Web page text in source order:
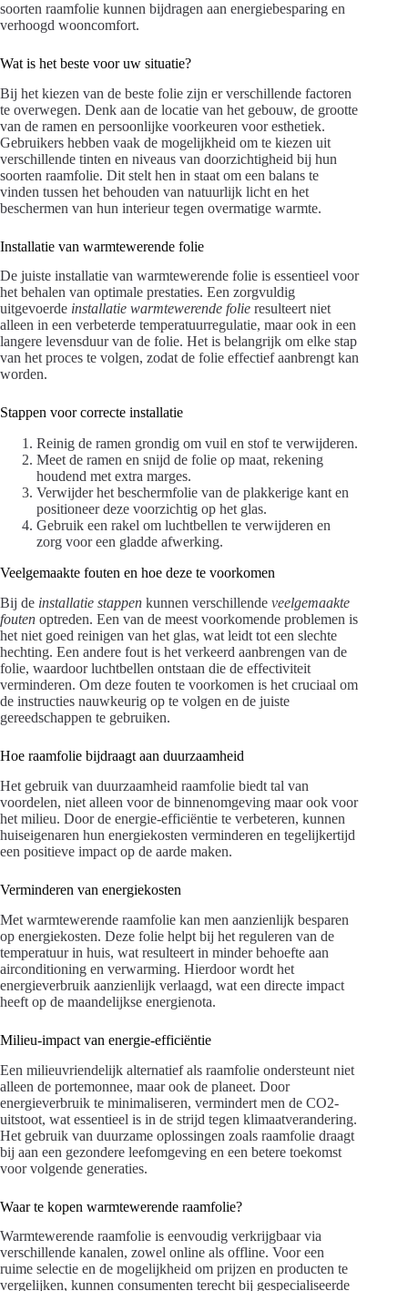
soorten raamfolie kunnen bijdragen aan energiebesparing en
verhoogd wooncomfort.
Wat is het beste voor uw situatie?
Bij het kiezen van de beste folie zijn er verschillende factoren
te overwegen. Denk aan de locatie van het gebouw, de grootte
van de ramen en persoonlijke voorkeuren voor esthetiek.
Gebruikers hebben vaak de mogelijkheid om te kiezen uit
verschillende tinten en niveaus van doorzichtigheid bij hun
soorten raamfolie. Dit stelt hen in staat om een balans te
vinden tussen het behouden van natuurlijk licht en het
beschermen van hun interieur tegen overmatige warmte.
Installatie van warmtewerende folie
De juiste installatie van warmtewerende folie is essentieel voor
het behalen van optimale prestaties. Een zorgvuldig
uitgevoerde installatie warmtewerende folie resulteert niet
alleen in een verbeterde temperatuurregulatie, maar ook in een
langere levensduur van de folie. Het is belangrijk om elke stap
van het proces te volgen, zodat de folie effectief aanbrengt kan
worden.
Stappen voor correcte installatie
Reinig de ramen grondig om vuil en stof te verwijderen.
Meet de ramen en snijd de folie op maat, rekening
houdend met extra marges.
Verwijder het beschermfolie van de plakkerige kant en
positioneer deze voorzichtig op het glas.
Gebruik een rakel om luchtbellen te verwijderen en
zorg voor een gladde afwerking.
Veelgemaakte fouten en hoe deze te voorkomen
Bij de installatie stappen kunnen verschillende veelgemaakte
fouten optreden. Een van de meest voorkomende problemen is
het niet goed reinigen van het glas, wat leidt tot een slechte
hechting. Een andere fout is het verkeerd aanbrengen van de
folie, waardoor luchtbellen ontstaan die de effectiviteit
verminderen. Om deze fouten te voorkomen is het cruciaal om
de instructies nauwkeurig op te volgen en de juiste
gereedschappen te gebruiken.
Hoe raamfolie bijdraagt aan duurzaamheid
Het gebruik van duurzaamheid raamfolie biedt tal van
voordelen, niet alleen voor de binnenomgeving maar ook voor
het milieu. Door de energie-efficiëntie te verbeteren, kunnen
huiseigenaren hun energiekosten verminderen en tegelijkertijd
een positieve impact op de aarde maken.
Verminderen van energiekosten
Met warmtewerende raamfolie kan men aanzienlijk besparen
op energiekosten. Deze folie helpt bij het reguleren van de
temperatuur in huis, wat resulteert in minder behoefte aan
airconditioning en verwarming. Hierdoor wordt het
energieverbruik aanzienlijk verlaagd, wat een directe impact
heeft op de maandelijkse energienota.
Milieu-impact van energie-efficiëntie
Een milieuvriendelijk alternatief als raamfolie ondersteunt niet
alleen de portemonnee, maar ook de planeet. Door
energieverbruik te minimaliseren, vermindert men de CO2-
uitstoot, wat essentieel is in de strijd tegen klimaatverandering.
Het gebruik van duurzame oplossingen zoals raamfolie draagt
bij aan een gezondere leefomgeving en een betere toekomst
voor volgende generaties.
Waar te kopen warmtewerende raamfolie?
Warmtewerende raamfolie is eenvoudig verkrijgbaar via
verschillende kanalen, zowel online als offline. Voor een
ruime selectie en de mogelijkheid om prijzen en producten te
vergelijken, kunnen consumenten terecht bij gespecialiseerde